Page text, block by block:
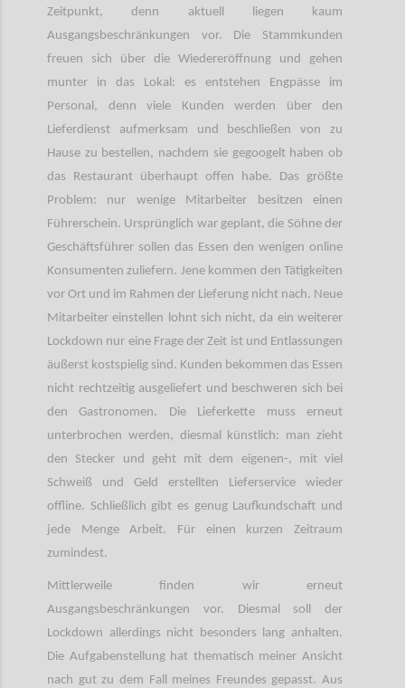
Zeitpunkt, denn aktuell liegen kaum
Ausgangsbeschränkungen vor. Die Stammkunden
freuen sich über die Wiedereröffnung und gehen
munter in das Lokal: es entstehen Engpässe im
Personal, denn viele Kunden werden über den
Lieferdienst aufmerksam und beschließen von zu
Hause zu bestellen, nachdem sie gegoogelt haben ob
das Restaurant überhaupt offen habe. Das größte
Problem: nur wenige Mitarbeiter besitzen einen
Führerschein. Ursprünglich war geplant, die Söhne der
Geschäftsführer sollen das Essen den wenigen online
Konsumenten zuliefern. Jene kommen den Tätigkeiten
vor Ort und im Rahmen der Lieferung nicht nach. Neue
Mitarbeiter einstellen lohnt sich nicht, da ein weiterer
Lockdown nur eine Frage der Zeit ist und Entlassungen
äußerst kostspielig sind. Kunden bekommen das Essen
nicht rechtzeitig ausgeliefert und beschweren sich bei
den Gastronomen. Die Lieferkette muss erneut
unterbrochen werden, diesmal künstlich: man zieht
den Stecker und geht mit dem eigenen-, mit viel
Schweiß und Geld erstellten Lieferservice wieder
offline. Schließlich gibt es genug Laufkundschaft und
jede Menge Arbeit. Für einen kurzen Zeitraum
zumindest.
Mittlerweile finden wir erneut
Ausgangsbeschränkungen vor. Diesmal soll der
Lockdown allerdings nicht besonders lang anhalten.
Die Aufgabenstellung hat thematisch meiner Ansicht
nach gut zu dem Fall meines Freundes gepasst. Aus